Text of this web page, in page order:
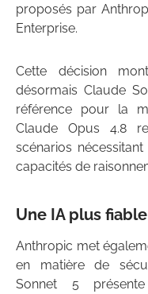
proposés par
Enterprise.
Cette décision
désormais Claude
référence pour la
Claude Opus 4.8
scénarios
capacités de
Une IA plus
Anthropic met
en matière de
Sonnet 5